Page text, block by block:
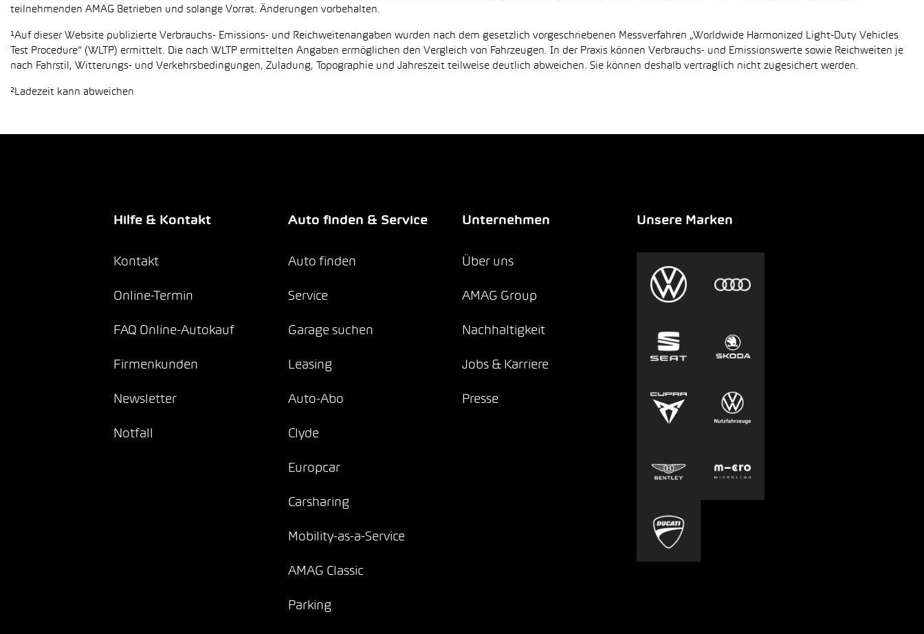
teilnehmenden AMAG Betrieben und solange Vorrat. Änderungen vorbehalten.
¹Auf dieser Website publizierte Verbrauchs- Emissions- und Reichweitenangaben wurden nach dem gesetzlich vorgeschriebenen Messverfahren „Worldwide Harmonized Light-Duty Vehicles
Test Procedure“ (WLTP) ermittelt. Die nach WLTP ermittelten Angaben ermöglichen den Vergleich von Fahrzeugen. In der Praxis können Verbrauchs- und Emissionswerte sowie Reichweiten je
nach Fahrstil, Witterungs- und Verkehrsbedingungen, Zuladung, Topographie und Jahreszeit teilweise deutlich abweichen. Sie können deshalb vertraglich nicht zugesichert werden.
²Ladezeit kann abweichen
Hilfe & Kontakt
Kontakt
Online-Termin
FAQ Online-Autokauf
Firmenkunden
Newsletter
Notfall
Auto finden & Service
Auto finden
Service
Garage suchen
Leasing
Auto-Abo
Clyde
Europcar
Carsharing
Mobility-as-a-Service
AMAG Classic
Parking
Unternehmen
Über uns
AMAG Group
Nachhaltigkeit
Jobs & Karriere
Presse
Unsere Marken